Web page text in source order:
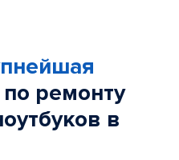
по ремонту
в